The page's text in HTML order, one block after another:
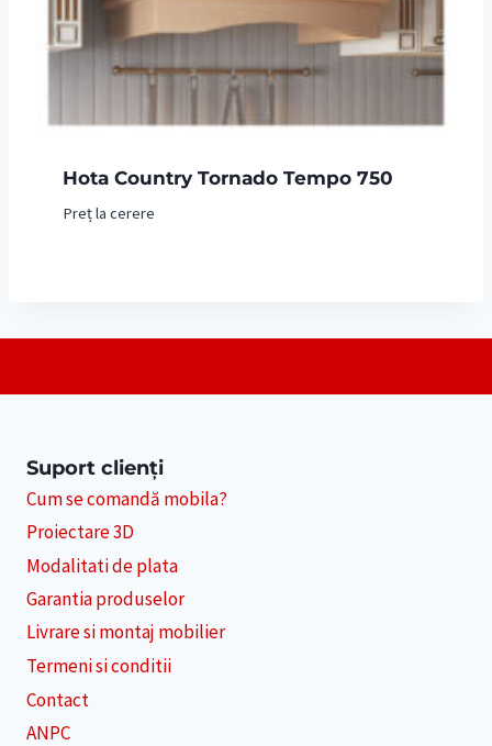
Hota Country Tornado Tempo 750
Preț la cerere
Suport clienți
Cum se comandă mobila?
Proiectare 3D
Modalitati de plata
Garantia produselor
Livrare si montaj mobilier
Termeni si conditii
Contact
ANPC